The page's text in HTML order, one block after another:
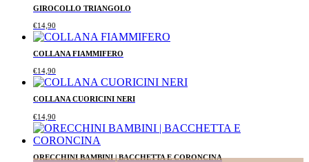
GIROCOLLO TRIANGOLO
€14,90
COLLANA FIAMMIFERO
€14,90
COLLANA CUORICINI NERI
€14,90
ORECCHINI BAMBINI | BACCHETTA E CORONCINA